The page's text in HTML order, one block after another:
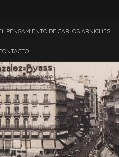
PENSAMIENTO DE CARLOS ARNICHES